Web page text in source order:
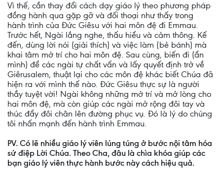
Vì thế, cần thay đổi cách dạy giáo lý theo phương pháp
đồng hành qua gặp gỡ và đối thoại như thấy trong
hành trình của Đức Giêsu với hai môn đệ đi Emmau.
Trước hết, Ngài lắng nghe, thấu hiểu và cảm thông. Kế
đến, dùng lời nói (giải thích) và việc làm (bẻ bánh) mà
khai tâm mở trí cho hai môn đệ. Sau cùng, biến đi (ẩn
mình) để các ngài tự chất vấn và lấy quyết định trở về
Giêrusalem, thuật lại cho các môn đệ khác biết Chúa đã
hiện ra với mình thế nào. Đức Giêsu thực sự là người
thầy tuyệt vời! Ngài không những mở trí và mở lòng cho
hai môn đệ, mà còn giúp các ngài mở rộng đôi tay và
thúc đẩy đôi chân lên đường phục vụ. Đó là lý do chúng
tôi nhấn mạnh đến hành trình Emmau.
PV. Có lẽ nhiều giáo lý viên lúng túng ở bước nội tâm hóa
sứ điệp Lời Chúa. Theo Cha, đâu là chìa khóa giúp các
bạn giáo lý viên thực hành bước này cách hiệu quả.